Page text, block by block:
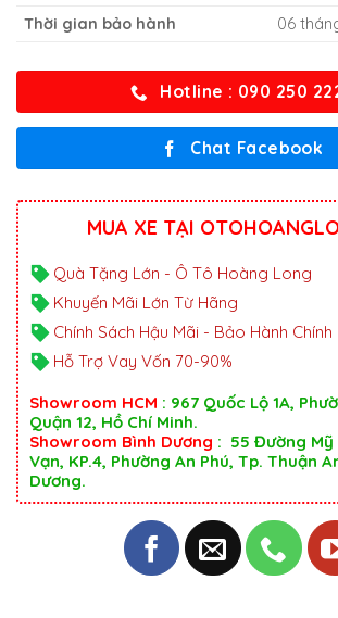
Thời gian bảo hành
06
Hotline : 090 250
Chat Facebook
MUA XE TẠI
Quà Tặng Lớn - Ô Tô Hoàng Long
Khuyến Mãi Lớn Từ Hãng
Chính Sách Hậu Mãi - Bảo Hành Chính
Hỗ Trợ Vay Vốn 70-90%
Showroom HCM : 967 Quốc Lộ 1A,
Quận 12, Hồ Chí Minh.
Showroom Bình Dương : 55 Đường Mỹ
Vạn, KP.4, Phường An Phú, Tp. Thuận
Dương.